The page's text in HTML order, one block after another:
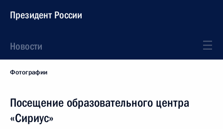
Президент России
Новости
Фотографии
Посещение образовательного центра
«Сириус»